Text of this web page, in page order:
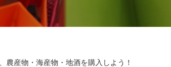
農産物・海産物・地酒を購入しよう！